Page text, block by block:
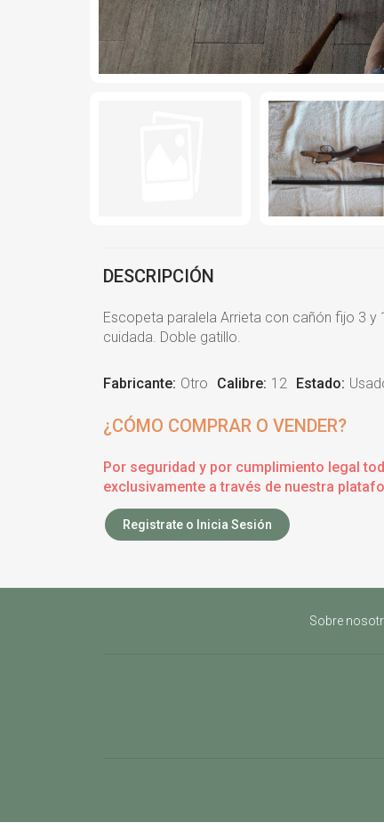
DESCRIPCIÓN
Escopeta paralela Arrieta con cañón fijo 3
cuidada. Doble gatillo.
Fabricante: Otro Calibre: 12 Estado:
¿CÓMO COMPRAR O VENDER?
Por seguridad y por cumplimiento legal
exclusivamente a través de nuestra
Registrate o Inicia Sesión
Sobre